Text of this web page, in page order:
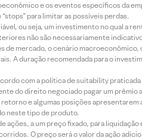
e os eventos específicos da
para limitar as possíveis perdas.
ou seja, um investimento no qual a
não são necessariamente
mercado, o cenário
A duração recomendada para o
com a política de suitability
do direito negociado pagar um
e algumas posições
neste tipo de produto.
a um preço fixado, para
O preço será o valor da ação